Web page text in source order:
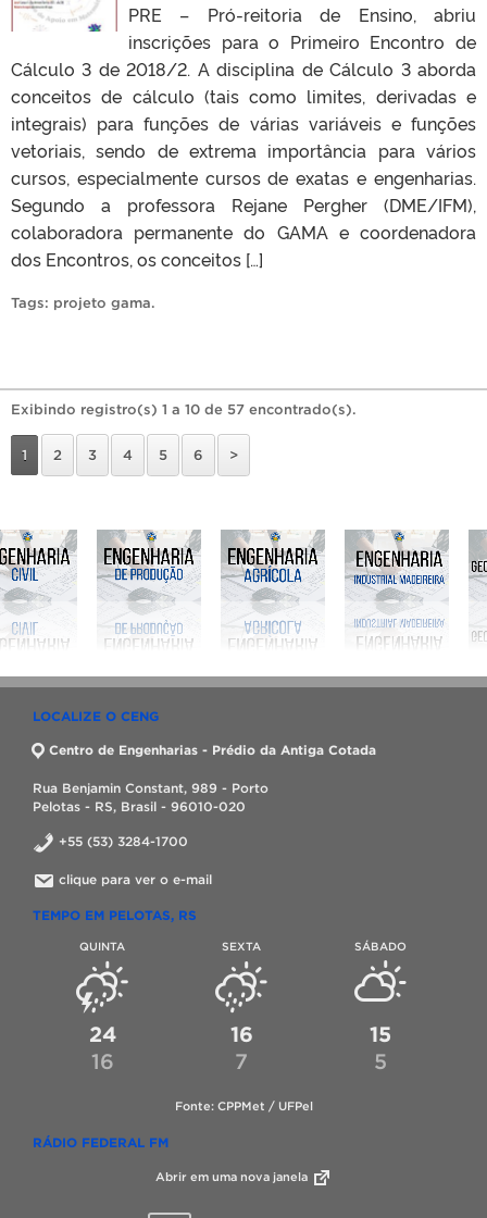
PRE – Pró-reitoria de Ensino, abriu
inscrições para o Primeiro Encontro de
Cálculo 3 de 2018/2. A disciplina de Cálculo 3 aborda
conceitos de cálculo (tais como limites, derivadas e
integrais) para funções de várias variáveis e funções
vetoriais, sendo de extrema importância para vários
cursos, especialmente cursos de exatas e engenharias.
Segundo a professora Rejane Pergher (DME/IFM),
colaboradora permanente do GAMA e coordenadora
dos Encontros, os conceitos […]
Tags: projeto gama.
Exibindo registro(s) 1 a 10 de 57 encontrado(s).
1 2 3 4 5 6 >
LOCALIZE O CENG
Centro de Engenharias - Prédio da Antiga Cotada
Rua Benjamin Constant, 989 - Porto
Pelotas - RS, Brasil - 96010-020
+55 (53) 3284-1700
clique para ver o e-mail
TEMPO EM PELOTAS, RS
QUINTA
24
16
SEXTA
16
7
SÁBADO
15
5
Fonte: CPPMet / UFPel
RÁDIO FEDERAL FM
Abrir em uma nova janela